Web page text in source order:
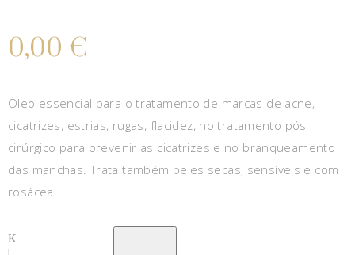
0,00 €
Óleo essencial para o tratamento de marcas de acne,
cicatrizes, estrias, rugas, flacidez, no tratamento pós
cirúrgico para prevenir as cicatrizes e no branqueamento
das manchas. Trata também peles secas, sensíveis e com
rosácea.